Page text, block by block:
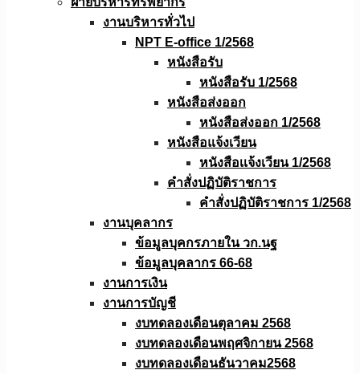
งานบริหารทั่วไป
NPT E-office 1/2568
หนังสือรับ
หนังสือรับ 1/2568
หนังสือส่งออก
หนังสือส่งออก 1/2568
หนังสือแจ้งเวียน
หนังสือเเจ้งเวียน 1/2568
คำสั่งปฏิบัติราชการ
คำสั่งปฏิบัติราชการ 1/2568
งานบุคลากร
ข้อมูลบุคกรภายใน วก.นฐ
ข้อมูลบุคลากร 66-68
งานการเงิน
งานการบัญชี
งบทดลองเดือนตุลาคม 2568
งบทดลองเดือนพฤศจิกายน 2568
งบทดลองเดือนธันวาคม2568